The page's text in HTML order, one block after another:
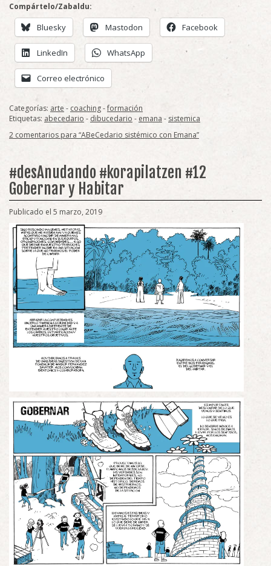
Compártelo/Zabaldu:
Bluesky Mastodon Facebook
LinkedIn WhatsApp
Correo electrónico
Categorías: arte - coaching-formación
Etiquetas: abecedario - dibucedario - emana - sistemica
2 comentarios para “ABeCedario sistémico con Emana”
#desAnudando #korapilatzen #12
Gobernar y Habitar
Publicado el 5 marzo, 2019